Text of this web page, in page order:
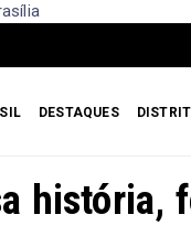
DESTAQUES
história,